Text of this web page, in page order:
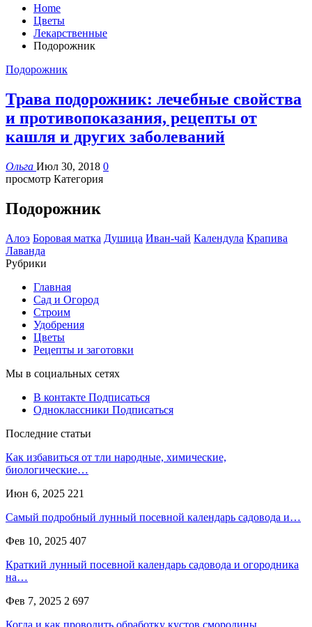
Home
Цветы
Лекарственные
Подорожник
Подорожник
Трава подорожник: лечебные свойства
и противопоказания, рецепты от
кашля и других заболеваний
Ольга Июл 30, 2018 0
просмотр Категория
Подорожник
Алоэ Боровая матка Душица Иван-чай Календула Крапива
Лаванда
Рубрики
Главная
Сад и Огород
Строим
Удобрения
Цветы
Рецепты и заготовки
Мы в социальных сетях
В контакте Подписаться
Одноклассники Подписаться
Последние статьи
Как избавиться от тли народные, химические,
биологические…
Июн 6, 2025 221
Самый подробный лунный посевной календарь садовода и…
Фев 10, 2025 407
Краткий лунный посевной календарь садовода и огородника
на…
Фев 7, 2025 2 697
Когда и как проводить обработку кустов смородины